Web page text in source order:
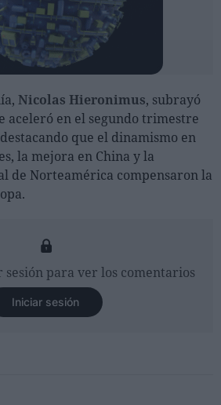
Nicolas Hieronimus, subrayó
aceleró en el segundo trimestre
que el dinamismo en
la mejora en China y la
de Norteamérica compensaron la
para ver los comentarios
Iniciar sesión